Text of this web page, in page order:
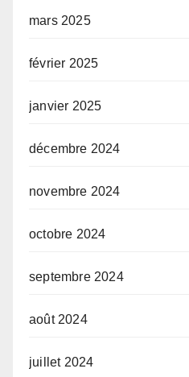
mars 2025
février 2025
janvier 2025
décembre 2024
novembre 2024
octobre 2024
septembre 2024
août 2024
juillet 2024